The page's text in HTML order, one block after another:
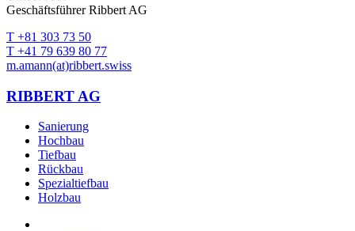
Geschäftsführer Ribbert AG
T +81 303 73 50
T +41 79 639 80 77
m.amann(at)ribbert.swiss
RIBBERT AG
Sanierung
Hochbau
Tiefbau
Rückbau
Spezialtiefbau
Holzbau